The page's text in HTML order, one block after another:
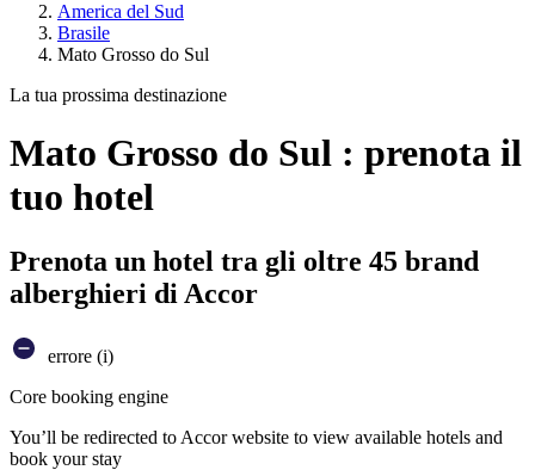
America del Sud
Brasile
Mato Grosso do Sul
La tua prossima destinazione
Mato Grosso do Sul : prenota il
tuo hotel
Prenota un hotel tra gli oltre 45 brand
alberghieri di Accor
errore (i)
Core booking engine
You’ll be redirected to Accor website to view available hotels and
book your stay